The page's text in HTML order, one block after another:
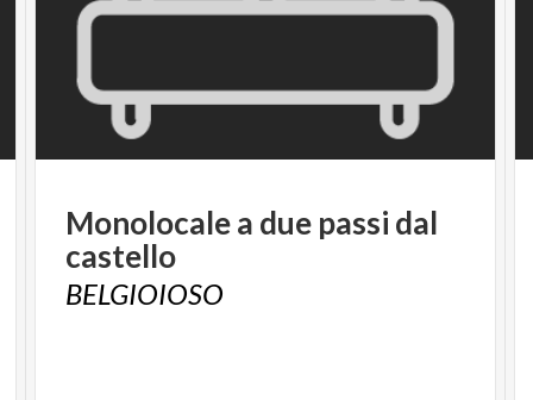
Monolocalea due passi dal
castello
BELGIOIOSO